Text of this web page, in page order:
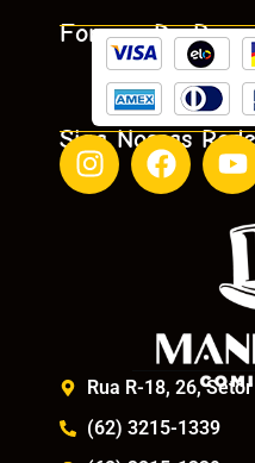
Formas De
Siga Nossas
Rua R-18, 26,
(62) 3215-1339